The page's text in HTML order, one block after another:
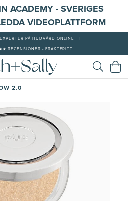
ACADEMY - SVERIGES
VIDEOPLATTFORM
PÅ HUDVÅRD ONLINE
RECENSIONER - FRAKTFRITT
2.0